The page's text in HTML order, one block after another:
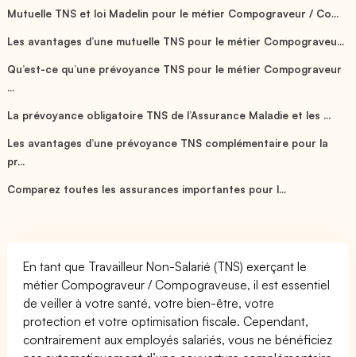
Mutuelle TNS et loi Madelin pour le métier Compograveur / Co...
Les avantages d’une mutuelle TNS pour le métier Compograveu...
Qu’est-ce qu’une prévoyance TNS pour le métier Compograveur
...
La prévoyance obligatoire TNS de l’Assurance Maladie et les ...
Les avantages d’une prévoyance TNS complémentaire pour la
pr...
Comparez toutes les assurances importantes pour l...
En tant que Travailleur Non-Salarié (TNS) exerçant le
métier Compograveur / Compograveuse, il est essentiel
de veiller à votre santé, votre bien-être, votre
protection et votre optimisation fiscale. Cependant,
contrairement aux employés salariés, vous ne bénéficiez